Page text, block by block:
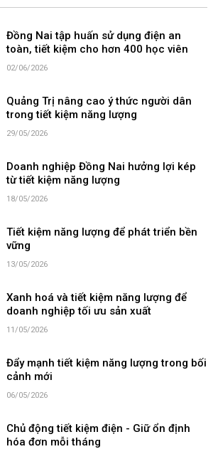
Đồng Nai tập huấn sử dụng điện an
toàn, tiết kiệm cho hơn 400 học viên
02/06/2026
Quảng Trị nâng cao ý thức người dân
trong tiết kiệm năng lượng
29/05/2026
Doanh nghiệp Đồng Nai hưởng lợi kép
từ tiết kiệm năng lượng
18/05/2026
Tiết kiệm năng lượng để phát triển bền
vững
13/05/2026
Xanh hoá và tiết kiệm năng lượng để
doanh nghiệp tối ưu sản xuất
11/05/2026
Đẩy mạnh tiết kiệm năng lượng trong bối
cảnh mới
06/05/2026
Chủ động tiết kiệm điện - Giữ ổn định
hóa đơn mỗi tháng